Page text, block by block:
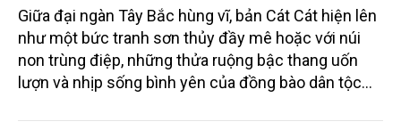
Giữa đại ngàn Tây Bắc hùng vĩ, bản Cát Cát hiện lên
như một bức tranh sơn thủy đầy mê hoặc với núi
non trùng điệp, những thửa ruộng bậc thang uốn
lượn và nhịp sống bình yên của đồng bào dân tộc
Sơn, bản làng nhỏ thuộc xã Tả Van, tỉnh Lào Cai từ